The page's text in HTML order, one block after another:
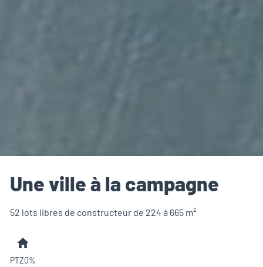
Une ville à la campagne
52 lots libres de constructeur de 224 à 665 m²
PTZ0%